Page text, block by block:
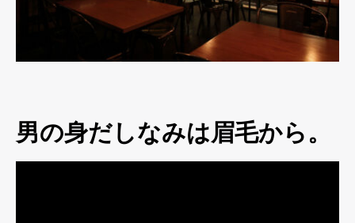
男の身だしなみは眉毛から。